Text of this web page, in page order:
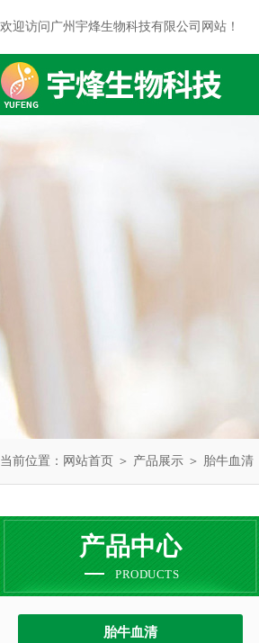
欢迎访问广州宇烽生物科技有限公司网站！
当前位置： 网站首页 ＞ 产品展示 ＞ 胎牛血清
产品中心
PRODUCTS
胎牛血清